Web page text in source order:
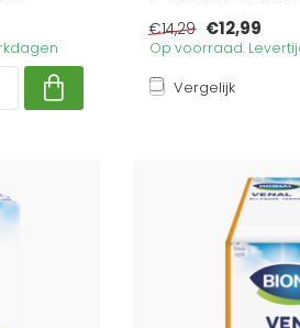
€14,29 €12,99
Op voorraad.
Vergelijk